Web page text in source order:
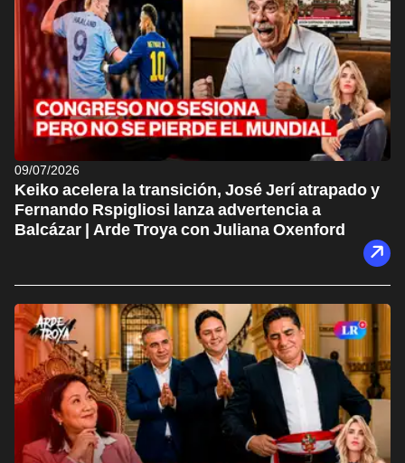
09/07/2026
Keiko acelera la transición, José Jerí atrapado y
Fernando Rspigliosi lanza advertencia a
Balcázar | Arde Troya con Juliana Oxenford